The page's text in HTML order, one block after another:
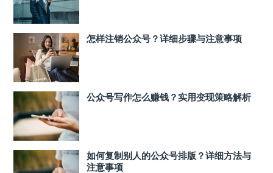
怎样注销公众号？详细步骤与注意事项
公众号写作怎么赚钱？实用变现策略解析
如何复制别人的公众号排版？详细方法与
注意事项